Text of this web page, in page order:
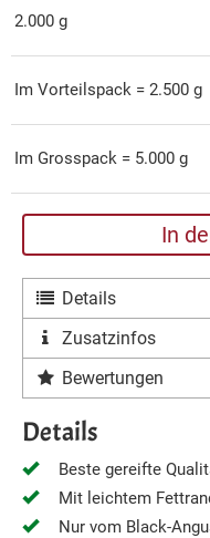
2.000 g
Im Vorteilspack = 2.500 g
Im Grosspack = 5.000 g
In
Details
Zusatzinfos
Bewertungen
Details
Beste gereifte
Mit leichtem
Nur vom Black-